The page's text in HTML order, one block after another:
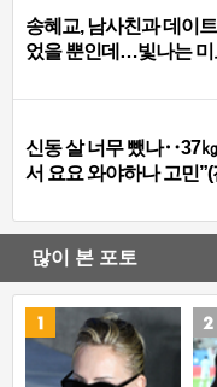
송혜교, 남사친과 데이
었을 뿐인데…빛나는 미
신동 살 너무 뺐나‥37
서 요요 와야하나 고민
많이 본 포토